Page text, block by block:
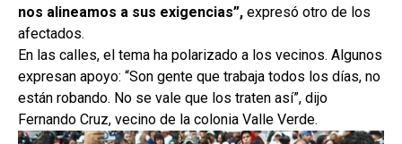
nos alineamos a sus exigencias”, expresó otro de los
afectados.
En las calles, el tema ha polarizado a los vecinos. Algunos
expresan apoyo: “Son gente que trabaja todos los días, no
están robando. No se vale que los traten así”, dijo
Fernando Cruz, vecino de la colonia Valle Verde.